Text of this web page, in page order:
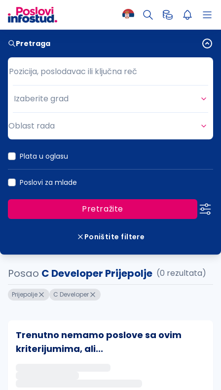
Pretraga
Pozicija, poslodavac ili ključna reč
Pozicija, poslodavac ili ključna reč
Grad
Izaberite grad
Oblast rada
Plata u oglasu
Poslovi za mlade
Pretražite
Poništite filtere
Posao C Developer Prijepolje (0 rezultata)
Prijepolje C Developer
Trenutno nemamo poslove sa ovim
kriterijumima, ali...